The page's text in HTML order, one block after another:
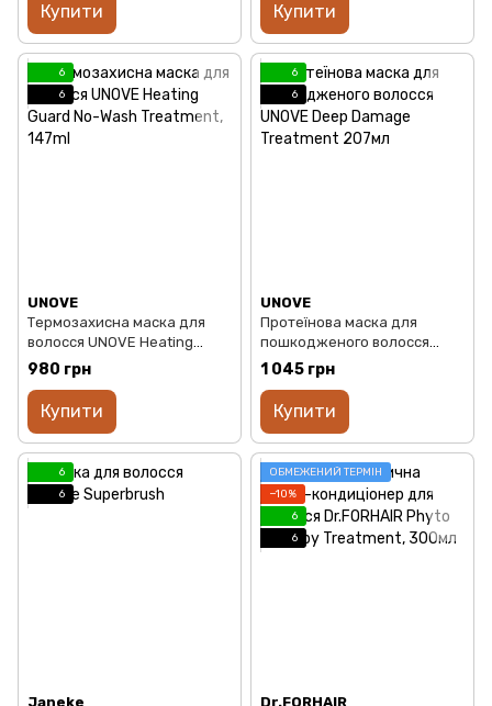
Купити Купити
6
6
UNOVE
Термозахисна маска для
волосся UNOVE Heating
Guard No-Wash Treatment,
980 грн
Купити
6
6
UNOVE
Протеїнова маска для
пошкодженого волосся
UNOVE Deep Damage
Treatment 207мл
1 045 грн
Купити
6
6
Janeke
ОБМЕЖЕНИЙ ТЕРМІН
−10%
6
6
Dr.FORHAIR